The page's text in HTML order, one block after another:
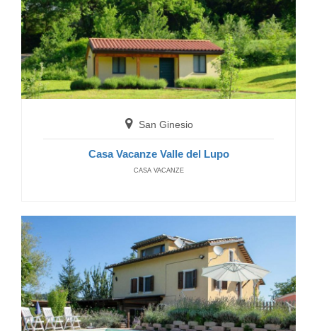
San Ginesio
Casa Vacanze Valle del Lupo
CASA VACANZE